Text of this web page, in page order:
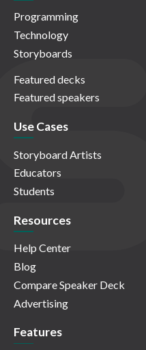
Programming
Technology
Storyboards
Featured decks
Featured speakers
Use Cases
Storyboard Artists
Educators
Students
Resources
Help Center
Blog
Compare Speaker Deck
Advertising
Features